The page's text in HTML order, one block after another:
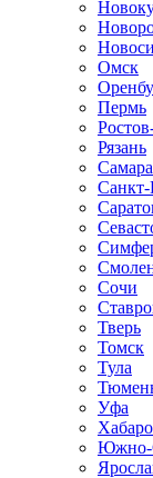
Омск
Пермь
Рязань
Самара
Санкт-
Сочи
Тверь
Томск
Тула
Уфа
Южно-